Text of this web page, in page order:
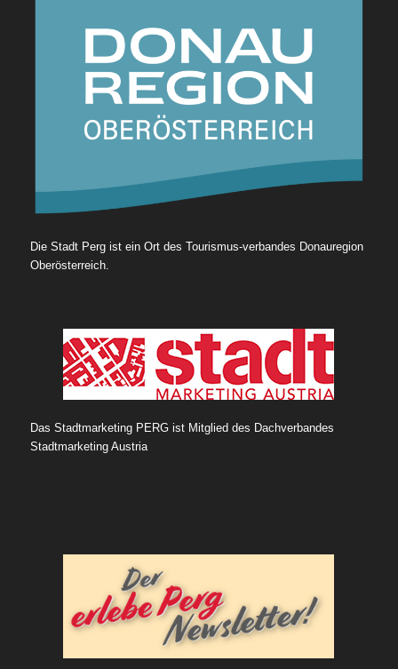
Die Stadt Perg ist ein Ort des Tourismus-verbandes Donauregion
Oberösterreich.
Das Stadtmarketing PERG ist Mitglied des Dachverbandes
Stadtmarketing Austria